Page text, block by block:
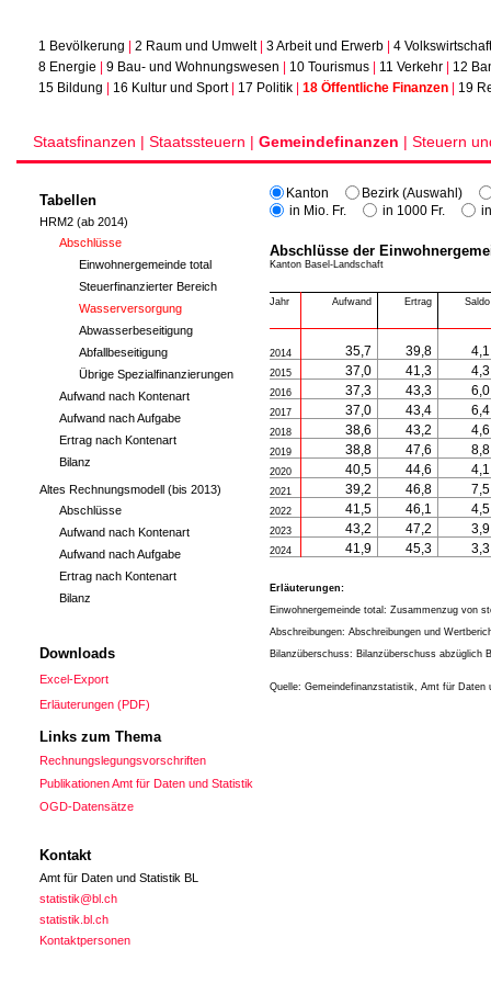
1 Bevölkerung 2 Raum und Umwelt| 3 Arbeit und Erwerb 4 Volkswirtschaft
8 Energie | 9 Bau- und Wohnungswesen | 10 Tourismus | 11 Verkehr | 12
15 Bildung | 16 Kultur und Sport| 17 Politik | 18 Öffentliche Finanzen | 19
Staatsfinanzen | Staatssteuern | Gemeindefinanzen | Steuern
Tabellen
HRM2 (ab 2014)
Abschlüsse
Einwohnergemeinde total
Steuerfinanzierter Bereich
Wasserversorgung
Abwasserbeseitigung
Abfallbeseitigung
Übrige Spezialfinanzierungen
Aufwand nach Kontenart
Aufwand nach Aufgabe
Ertrag nach Kontenart
Bilanz
Altes Rechnungsmodell (bis 2013)
Abschlüsse
Aufwand nach Kontenart
Aufwand nach Aufgabe
Ertrag nach Kontenart
Bilanz
Downloads
Excel-Export
Erläuterungen (PDF)
Links zum Thema
Rechnungslegungsvorschriften
Publikationen Amt für Daten und Statistik
OGD-Datensätze
Kontakt
Amt für Daten und Statistik BL
statistik@bl.ch
statistik.bl.ch
Kontaktpersonen
Kanton Bezirk (Auswahl)
in Mio. Fr.
in 1000 Fr.
Abschlüsse der
Kanton Basel-Landschaft
Jahr Aufwand Ertrag Saldo
2014 35,7 39,8 4,1
2015 37,0 41,3 4,3
2016 37,3 43,3 6,0
2017 37,0 43,4 6,4
2018 38,6 43,2 4,6
2019 38,8 47,6 8,8
2020 40,5 44,6 4,1
2021 39,2 46,8 7,5
2022 41,5 46,1 4,5
2023 43,2 47,2 3,9
2024 41,9 45,3 3,3
Jahr Aufwand Ertrag Saldo
2014 35,7 39,8 4,1
2015 37,0 41,3 4,3
2016 37,3 43,3 6,0
2017 37,0 43,4 6,4
2018 38,6 43,2 4,6
2019 38,8 47,6 8,8
2020 40,5 44,6 4,1
2021 39,2 46,8 7,5
2022 41,5 46,1 4,5
2023 43,2 47,2 3,9
2024 41,9 45,3 3,3
Erläuterungen:
Einwohnergemeinde total: Zusammenzug von
Abschreibungen: Abschreibungen und
Bilanzüberschuss: Bilanzüberschuss abzüglich
Quelle: Gemeindefinanzstatistik, Amt für Daten